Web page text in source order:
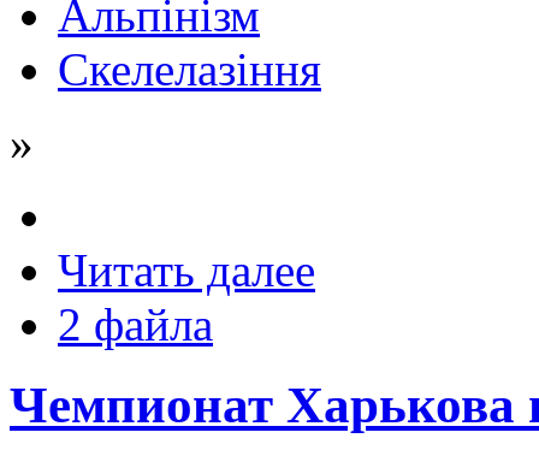
Альпінізм
Скелелазіння
»
Читать далее
2 файла
Чемпионат Харькова